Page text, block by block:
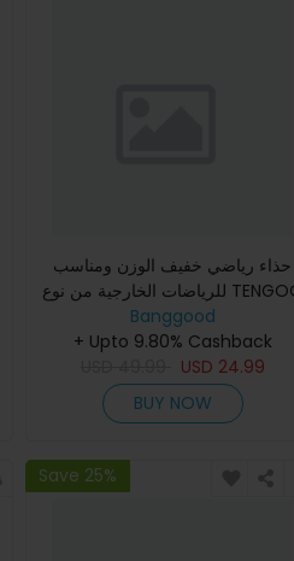
حذاء رياضي خفيف الوزن ومناسب
للرياضات الخارجية من نوع TENGOO
مصنوع من قماش الشبكة النسيجي
الذي يتميز بالتهوية ومقاومة ال
Banggood
+ Upto 9.80% Cashback
USD 24.99
BUY NOW
Save 25%